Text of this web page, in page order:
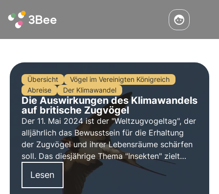
Übersicht
Vögel im Vereinigten Königreich
Abreise
Der Klimawandel
Die Auswirkungen des Klimawandels
auf britische Zugvögel
Der 11. Mai 2024 ist der "Weltzugvogeltag", der
alljährlich das Bewusstsein für die Erhaltung
der Zugvögel und ihrer Lebensräume schärfen
soll. Das diesjährige Thema "Insekten" zielt
darauf ab, die wichtige Beziehung zwischen
Zugvögeln und Insekten hervorzuheben.
Lesen